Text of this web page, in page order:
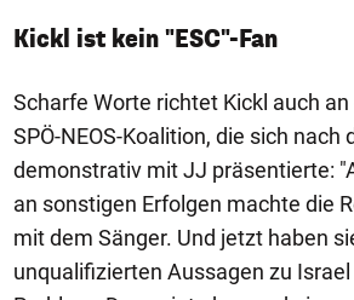
Kickl ist kein "ESC"-Fan
Scharfe Worte richtet Kickl auch an
SPÖ-NEOS-Koalition, die sich nach
demonstrativ mit JJ präsentierte:
an sonstigen Erfolgen machte die
mit dem Sänger. Und jetzt haben
unqualifizierten Aussagen zu